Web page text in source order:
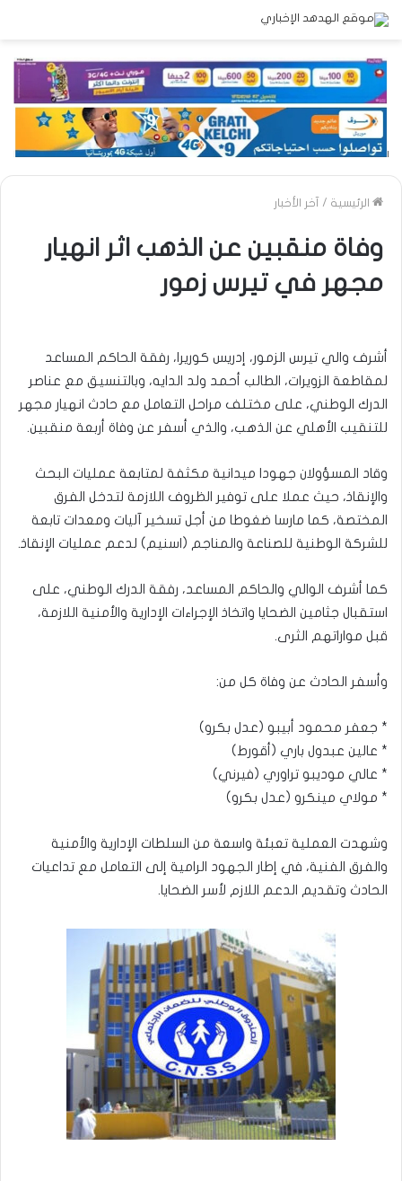
الرئيسية / آخر الأخبار
وفاة منقبين عن الذهب اثر انهيار
مجهر في تيرس زمور
أشرف والي تيرس الزمور، إدريس كوريرا، رفقة الحاكم المساعد
لمقاطعة الزويرات، الطالب أحمد ولد الدايه، وبالتنسيق مع عناصر
الدرك الوطني، على مختلف مراحل التعامل مع حادث انهيار مجهر
للتنقيب الأهلي عن الذهب، والذي أسفر عن وفاة أربعة منقبين.
وقاد المسؤولان جهودا ميدانية مكثفة لمتابعة عمليات البحث
والإنقاذ، حيث عملا على توفير الظروف اللازمة لتدخل الفرق
المختصة، كما مارسا ضغوطا من أجل تسخير آليات ومعدات تابعة
للشركة الوطنية للصناعة والمناجم (اسنيم) لدعم عمليات الإنقاذ.
كما أشرف الوالي والحاكم المساعد، رفقة الدرك الوطني، على
استقبال جثامين الضحايا واتخاذ الإجراءات الإدارية والأمنية اللازمة،
قبل مواراتهم الثرى.
وأسفر الحادث عن وفاة كل من:
* جعفر محمود أبيبو (عدل بكرو)
* عالين عبدول باري (أقورط)
* عالي موديبو تراوري (فيرني)
* مولاي مينكرو (عدل بكرو)
وشهدت العملية تعبئة واسعة من السلطات الإدارية والأمنية
والفرق الفنية، في إطار الجهود الرامية إلى التعامل مع تداعيات
الحادث وتقديم الدعم اللازم لأسر الضحايا.